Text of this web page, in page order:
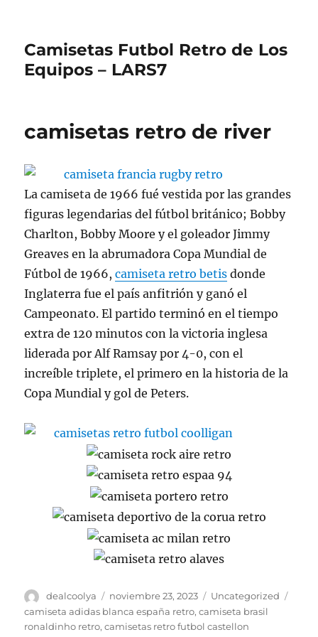
Camisetas Futbol Retro de Los
Equipos – LARS7
camisetas retro de river
La camiseta de 1966 fué vestida por las grandes
figuras legendarias del fútbol británico; Bobby
Charlton, Bobby Moore y el goleador Jimmy
Greaves en la abrumadora Copa Mundial de
Fútbol de 1966,camiseta retro betis donde
Inglaterra fue el país anfitrión y ganó el
Campeonato. El partido terminó en el tiempo
extra de 120 minutos con la victoria inglesa
liderada por Alf Ramsay por 4-0, con el
increíble triplete, el primero en la historia de la
Copa Mundial y gol de Peters.
Autor
dealcoolya
Publicado
el
noviembre 23, 2023 Categorías
Uncategorized
camiseta adidas blanca españa retro,camiseta brasil
ronaldinho retro,camisetas retro futbol castellon